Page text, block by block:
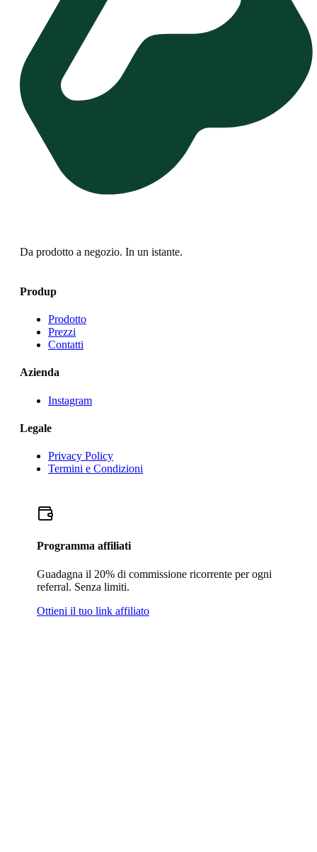
Da prodotto a negozio. In un istante.
Produp
Prodotto
Prezzi
Contatti
Azienda
Instagram
Legale
Privacy Policy
Termini e Condizioni
Programma affiliati
Guadagna il 20% di commissione ricorrente per ogni
referral. Senza limiti.
Ottieni il tuo link affiliato